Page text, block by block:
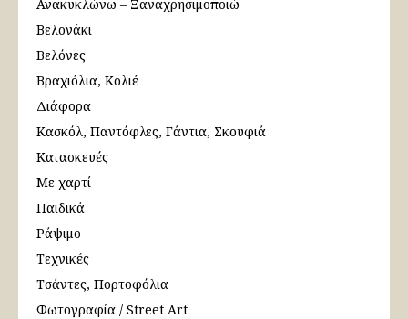
Ανακυκλώνω – Ξαναχρησιμοποιώ
Βελονάκι
Βελόνες
Βραχιόλια, Κολιέ
Διάφορα
Κασκόλ, Παντόφλες, Γάντια, Σκουφιά
Κατασκευές
Με χαρτί
Παιδικά
Ράψιμο
Τεχνικές
Τσάντες, Πορτοφόλια
Φωτογραφία / Street Art